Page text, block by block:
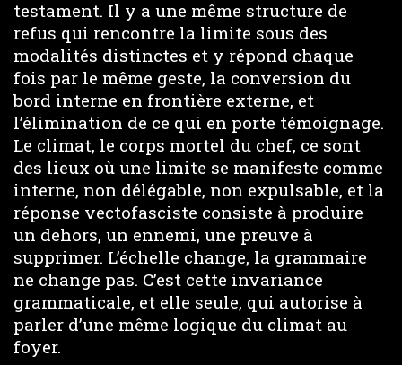
testament. Il y a une même structure de
refus qui rencontre la limite sous des
modalités distinctes et y répond chaque
fois par le même geste, la conversion du
bord interne en frontière externe, et
l’élimination de ce qui en porte témoignage.
Le climat, le corps mortel du chef, ce sont
des lieux où une limite se manifeste comme
interne, non délégable, non expulsable, et la
réponse vectofasciste consiste à produire
un dehors, un ennemi, une preuve à
supprimer. L’échelle change, la grammaire
ne change pas. C’est cette invariance
grammaticale, et elle seule, qui autorise à
parler d’une même logique du climat au
foyer.